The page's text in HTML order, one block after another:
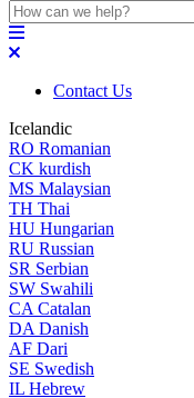
Contact Us
Icelandic
RO Romanian
CK kurdish
MS Malaysian
TH Thai
HU Hungarian
RU Russian
SR Serbian
SW Swahili
CA Catalan
DA Danish
AF Dari
SE Swedish
IL Hebrew